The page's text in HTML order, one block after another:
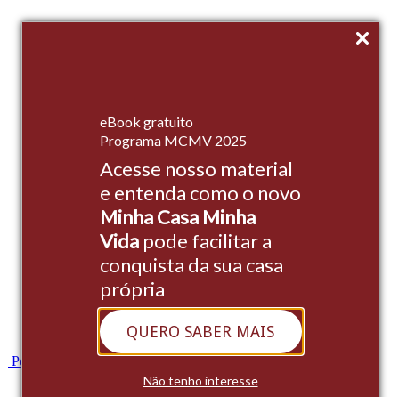
eBook gratuito
Programa MCMV 2025
Acesse nosso material
e entenda como o novo
Minha Casa Minha
Vidapode facilitar a
conquista da sua casa
própria
QUERO SABER MAIS
Não tenho interesse
Empreendimentos
Institucional
Portal do Cliente